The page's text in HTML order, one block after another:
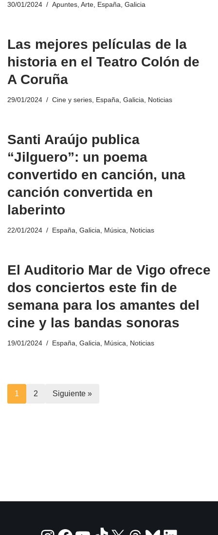
30/01/2024 Apuntes, Arte, España, Galicia
Las mejores películas de la
historia en el Teatro Colón de
A Coruña
29/01/2024 Cine y series, España, Galicia, Noticias
Santi Araújo publica
“Jilguero”: un poema
convertido en canción, una
canción convertida en
laberinto
22/01/2024 España, Galicia, Música, Noticias
El Auditorio Mar de Vigo ofrece
dos conciertos este fin de
semana para los amantes del
cine y las bandas sonoras
19/01/2024 España, Galicia, Música, Noticias
1 2 Siguiente »